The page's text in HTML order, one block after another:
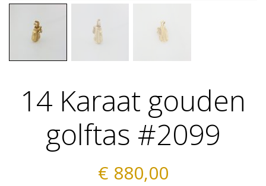
14 Karaat gouden
golftas #2099
€ 880,00